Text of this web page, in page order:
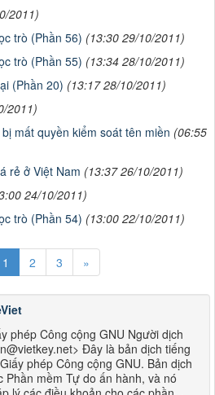
2011)
trò (Phần 56) (13:30 29/10/2011)
trò (Phần 55) (13:34 28/10/2011)
(Phần 20) (13:17 28/10/2011)
2011)
mất quyền kiểm soát tên miền (06:55
rẻ ở Việt Nam (13:37 26/10/2011)
24/10/2011)
trò (Phần 54) (13:00 22/10/2011)
1 2 3 »
phép Công cộng GNU Người dịch
Đây là bản dịch tiếng
phép Công cộng GNU. Bản dịch
Phần mềm Tự do ấn hành, và nó